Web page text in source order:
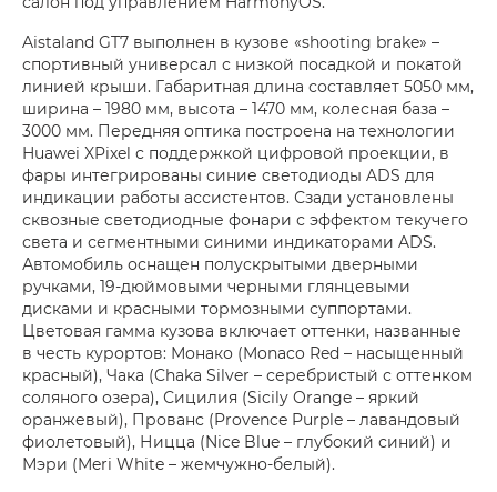
Aistaland GT7 выполнен в кузове «shooting brake» –
спортивный универсал с низкой посадкой и покатой
линией крыши. Габаритная длина составляет 5050 мм,
ширина – 1980 мм, высота – 1470 мм, колесная база –
3000 мм. Передняя оптика построена на технологии
Huawei XPixel с поддержкой цифровой проекции, в
фары интегрированы синие светодиоды ADS для
индикации работы ассистентов. Сзади установлены
сквозные светодиодные фонари с эффектом текучего
света и сегментными синими индикаторами ADS.
Автомобиль оснащен полускрытыми дверными
ручками, 19-дюймовыми черными глянцевыми
дисками и красными тормозными суппортами.
Цветовая гамма кузова включает оттенки, названные
в честь курортов: Монако (Monaco Red – насыщенный
красный), Чака (Chaka Silver – серебристый с оттенком
соляного озера), Сицилия (Sicily Orange – яркий
оранжевый), Прованс (Provence Purple – лавандовый
фиолетовый), Ницца (Nice Blue – глубокий синий) и
Мэри (Meri White – жемчужно-белый).